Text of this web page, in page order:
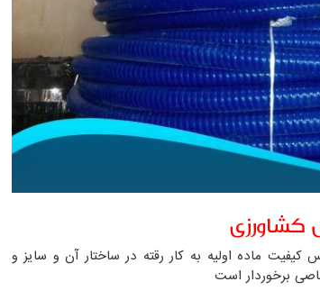
ماده اولیه به کار رقته در ساختار آن و سایز و
برخوردار است